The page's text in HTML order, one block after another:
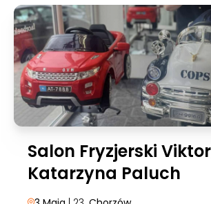
Salon Fryzjerski
Katarzyna Paluch